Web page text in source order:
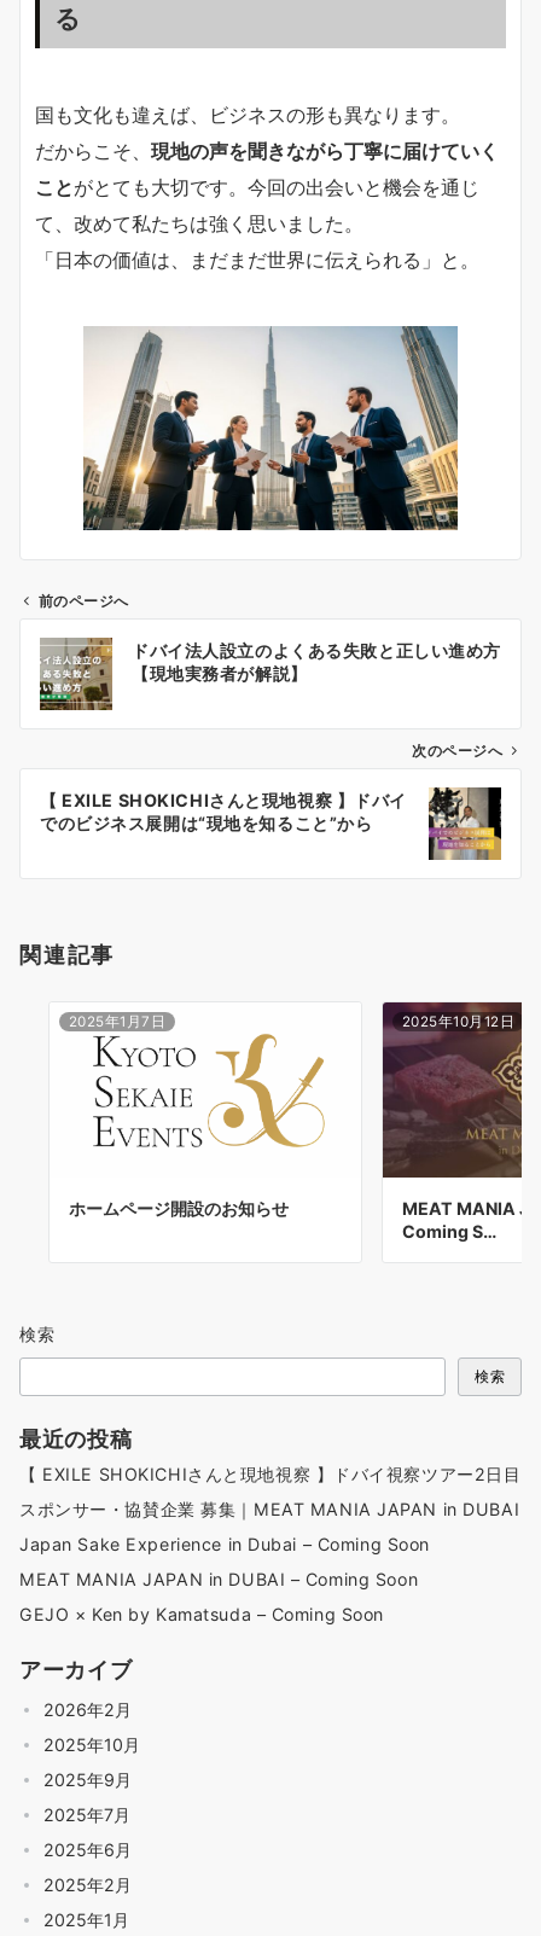
る
国も文化も違えば、ビジネスの形も異なります。
だからこそ、 現地の声を聞きながら丁寧に届けていく
ことがとても大切です。今回の出会いと機会を通じ
て、改めて私たちは強く思いました。
「日本の価値は、まだまだ世界に伝えられる」と。
ビ
ン
前のページへ
ドバイ法人設立のよくある失敗と正しい進め方
【現地実務者が解説】
次のページへ
【 EXILE SHOKICHIさんと現地視察 】ドバイ
でのビジネス展開は“現地を知ること”から
関連記事
2025年1月7日
ホームページ開設のお知らせ
2025年10月12日
MEAT MANIA
Coming S…
検索
検索
最近の投稿
【 EXILE SHOKICHIさんと現地視察 】ドバイ視察ツアー2日目
スポンサー・協賛企業 募集｜MEAT MANIA JAPAN in DUBAI
Japan Sake Experience in Dubai – Coming Soon
MEAT MANIA JAPAN in DUBAI – Coming Soon
GEJO × Ken by Kamatsuda – Coming Soon
アーカイブ
2026年2月
2025年10月
2025年9月
2025年7月
2025年6月
2025年2月
2025年1月